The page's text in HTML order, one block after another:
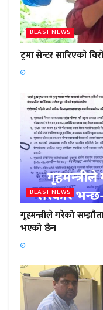
BLAST NEWS
ट्रमा सेन्टर सारिएकाे
BLAST NEWS
गृहमन्त्रीले गरेको
भएको छैन